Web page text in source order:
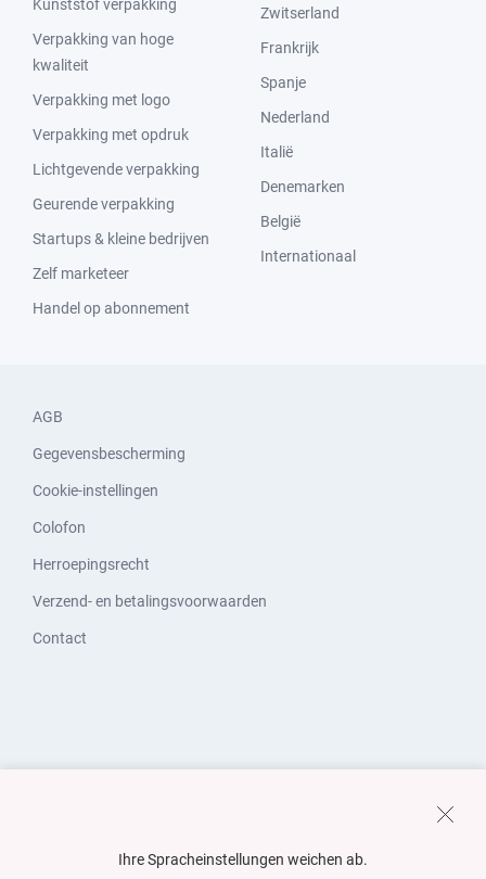
Kunststof verpakking
Verpakking van hoge
kwaliteit
Verpakking met logo
Verpakking met opdruk
Lichtgevende verpakking
Geurende verpakking
Startups & kleine bedrijven
Zelf marketeer
Handel op abonnement
Zwitserland
Frankrijk
Spanje
Nederland
Italië
Denemarken
België
Internationaal
AGB
Gegevensbescherming
Cookie-instellingen
Colofon
Herroepingsrecht
Verzend- en betalingsvoorwaarden
Contact
Ihre Spracheinstellungen weichen ab.